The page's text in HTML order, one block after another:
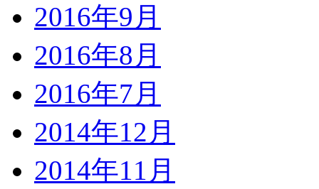
2016年9月
2016年8月
2016年7月
2014年12月
2014年11月